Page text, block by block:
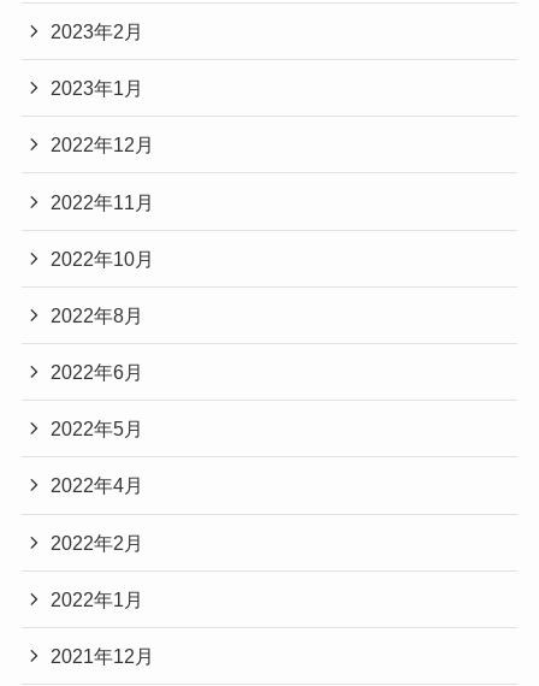
2023年2月
2023年1月
2022年12月
2022年11月
2022年10月
2022年8月
2022年6月
2022年5月
2022年4月
2022年2月
2022年1月
2021年12月